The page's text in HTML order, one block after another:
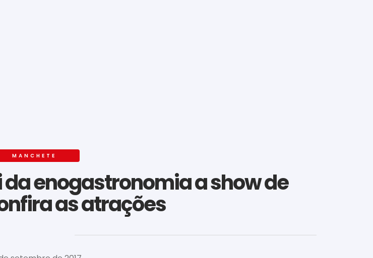
MANCHETE
da enogastronomia a show de
as atrações